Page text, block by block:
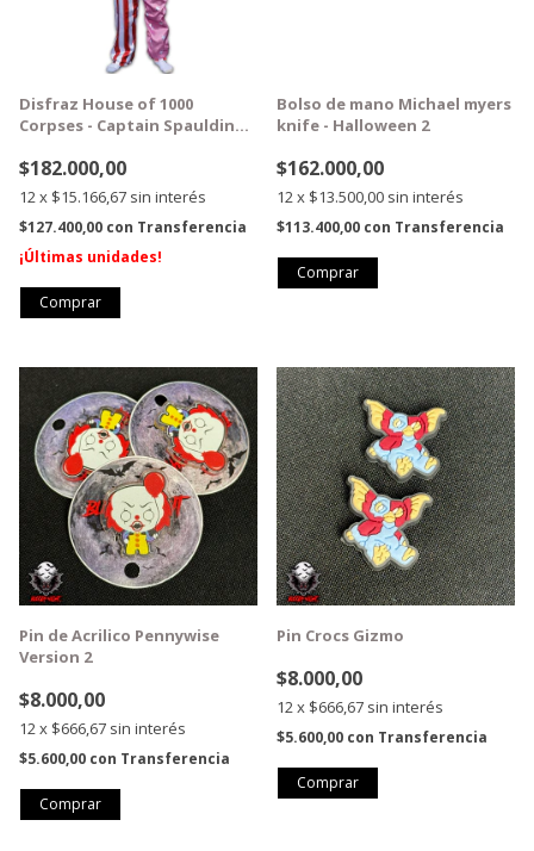
Disfraz House of 1000
Corpses - Captain Spaulding
$182.000,00
12x $15.166,67 sin interés
$127.400,00 con Transferencia
¡Últimas unidades!
Bolso de mano Michael myers
knife - Halloween 2
$162.000,00
12x $13.500,00 sin interés
$113.400,00 con Transferencia
Pin de Acrilico Pennywise
Version 2
$8.000,00
12x $666,67 sin interés
$5.600,00 con Transferencia
Pin Crocs Gizmo
$8.000,00
12x $666,67 sin interés
$5.600,00 con Transferencia